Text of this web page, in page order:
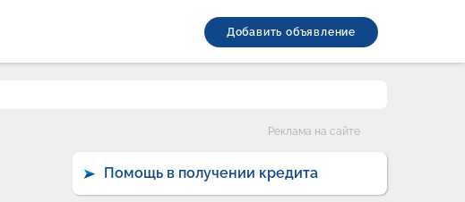
Добавить объявление
Реклама на сайте
Помощь в получении кредита